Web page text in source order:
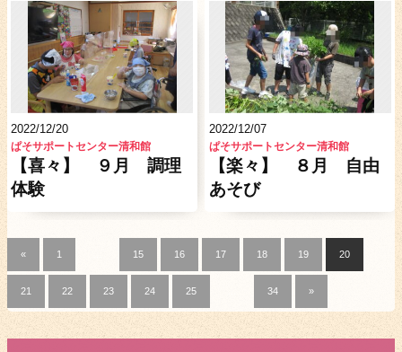
2022/12/20
ぱそサポートセンター清和館
【喜々】 ９月 調理
体験
2022/12/07
ぱそサポートセンター清和館
【楽々】 ８月 自由
あそび
« 1 15 16 17 18 19 20
21 22 23 24 25 34 »